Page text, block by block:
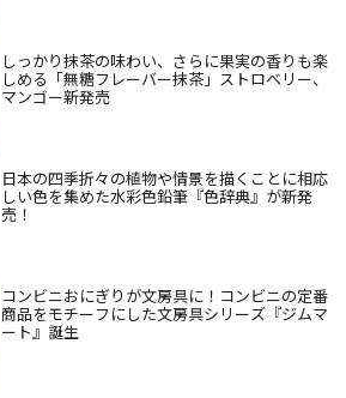
しっかり抹茶の味わい、さらに果実の香りも楽
しめる「無糖フレーバー抹茶」ストロベリー、
マンゴー新発売
日本の四季折々の植物や情景を描くことに相応
しい色を集めた水彩色鉛筆『色辞典』が新発
売！
コンビニおにぎりが文房具に！コンビニの定番
商品をモチーフにした文房具シリーズ『ジムマ
ート』誕生